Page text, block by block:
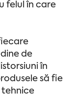
felul în care
de
în
să fie
tehnice